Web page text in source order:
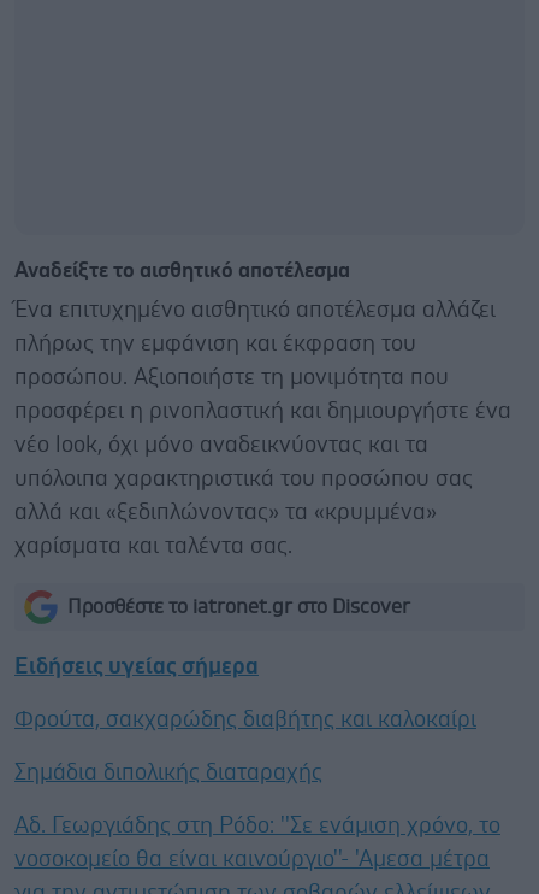
Αναδείξτε το αισθητικό αποτέλεσμα
Ένα επιτυχημένο αισθητικό αποτέλεσμα αλλάζει
πλήρως την εμφάνιση και έκφραση του
προσώπου. Αξιοποιήστε τη μονιμότητα που
προσφέρει η ρινοπλαστική και δημιουργήστε ένα
νέο look, όχι μόνο αναδεικνύοντας και τα
υπόλοιπα χαρακτηριστικά του προσώπου σας
αλλά και «ξεδιπλώνοντας» τα «κρυμμένα»
χαρίσματα και ταλέντα σας.
Προσθέστε το iatronet.gr στο Discover
Ειδήσεις υγείας σήμερα
Φρούτα, σακχαρώδης διαβήτης και καλοκαίρι
Σημάδια διπολικής διαταραχής
Αδ. Γεωργιάδης στη Ρόδο: ''Σε ενάμιση χρόνο, το
νοσοκομείο θα είναι καινούργιο''- 'Αμεσα μέτρα